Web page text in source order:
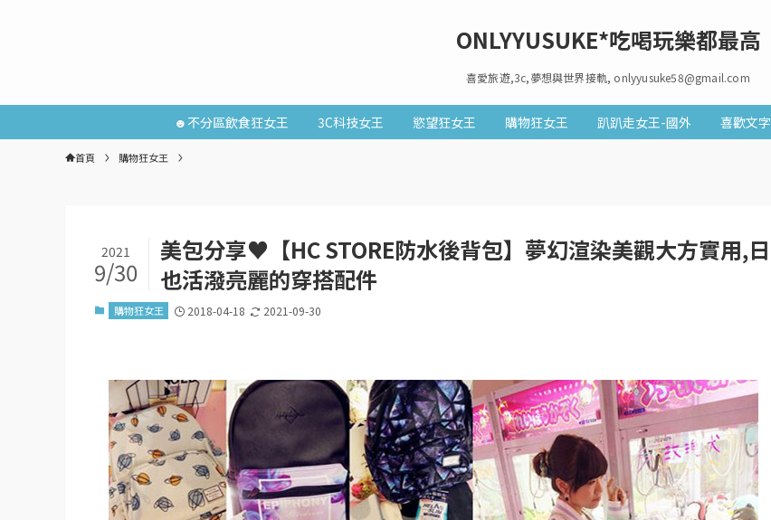
ONLYYUSUKE*吃喝玩樂都最高
喜愛旅遊,3c,夢想與世界接軌, onlyyusuke58@gmail.com
☻不分區飲食狂女王 3C科技女王 慾望狂女王 購物狂女王 趴趴走女王-國外 喜歡文
首頁 購物狂女王
美包分享♥【HC STORE防水後背包】夢幻渲染美觀大方實用,
也活潑亮麗的穿搭配件
2021
9/30
購物狂女王 2018-04-18 2021-09-30